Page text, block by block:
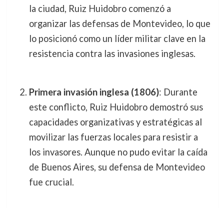
la ciudad, Ruiz Huidobro comenzó a
organizar las defensas de Montevideo, lo que
lo posicionó como un líder militar clave en la
resistencia contra las invasiones inglesas.
Primera invasión inglesa (1806): Durante
este conflicto, Ruiz Huidobro demostró sus
capacidades organizativas y estratégicas al
movilizar las fuerzas locales para resistir a
los invasores. Aunque no pudo evitar la caída
de Buenos Aires, su defensa de Montevideo
fue crucial.